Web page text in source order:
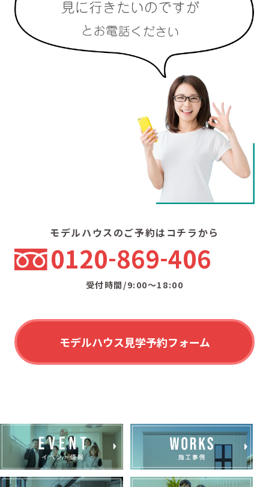
モデルハウスのご予約はコチラから
0120 869 406
受付時間/9:00〜18:00
モデルハウス見学予約フォーム